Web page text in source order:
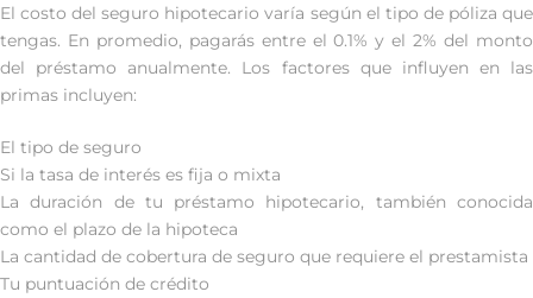
El costo del seguro hipotecario varía según el tipo de póliza que
tengas. En promedio, pagarás entre el 0.1% y el 2% del monto
del préstamo anualmente. Los factores que influyen en las
primas incluyen:
El tipo de seguro
Si la tasa de interés es fija o mixta
La duración de tu préstamo hipotecario, también conocida
como el plazo de la hipoteca
La cantidad de cobertura de seguro que requiere el prestamista
Tu puntuación de crédito